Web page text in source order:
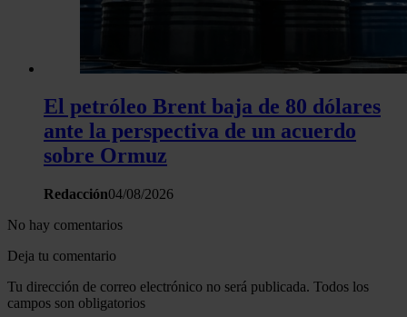
El petróleo Brent baja de 80 dólares
ante la perspectiva de un acuerdo
sobre Ormuz
Redacción04/08/2026
No hay comentarios
Deja tu comentario
Tu dirección de correo electrónico no será publicada. Todos los
campos son obligatorios